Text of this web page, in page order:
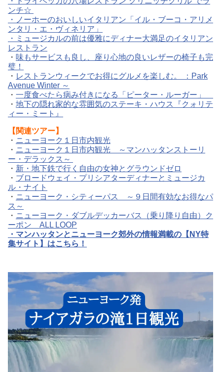
ンチ☆
・ ノーホーのおいしいイタリアン「イル・ブーコ・アリメ
ンタリ・エ・ヴィネリア」
・ ミュージカルの前は優雅にディナー大満足のイタリアン
レストラン
・ 味もサービスも良し、座り心地の良いレザーの椅子も完
璧！
・ レストランウィークでお得にグルメを楽しむ。 ：Park
Avenue Winter ～
・ 一度食べたら病み付きになる「ピーター・ルーガー」
・ 地下の隠れ家的な雰囲気のステーキ・ハウス『クォリテ
ィー・ミート』
【 関連ツアー】
・ ニューヨーク１日市内観光
・ ニューヨーク１日市内観光 ～マンハッタンストーリ
ー・デラックス～
・ 新・地下鉄で行く自由の女神とグラウンドゼロ
・ ブロードウェイ・プリシアターディナーとミュージカ
ル・ナイト
・ ニューヨーク・シティーパス ～９日間有効なお得なパ
ス～
・ ニューヨーク・ダブルデッカーバス（乗り降り自由）ク
ーポン ALL LOOP
・ マンハッタンとニューヨーク郊外の情報満載の【NY特
集サイト】はこちら！